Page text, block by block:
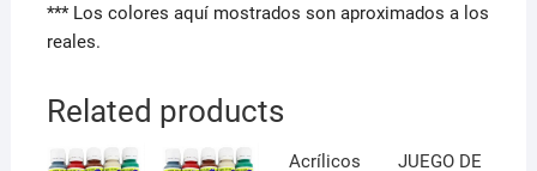
*** Los colores aquí mostrados son aproximados a los
reales.
Related products
Acrílicos
JUEGO DE